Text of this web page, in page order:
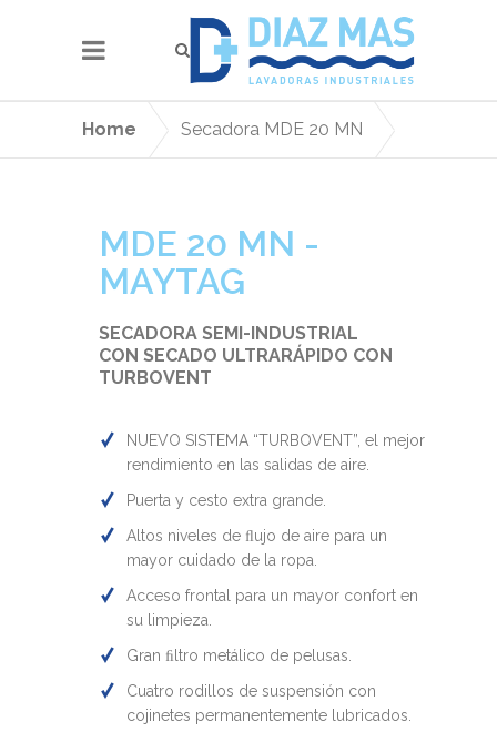
Home Secadora MDE 20 MN
MDE 20 MN -
MAYTAG
SECADORA SEMI-INDUSTRIAL
CON SECADO ULTRARÁPIDO CON
TURBOVENT
NUEVO SISTEMA “TURBOVENT”, el mejor
rendimiento en las salidas de aire.
Puerta y cesto extra grande.
Altos niveles de ﬂujo de aire para un
mayor cuidado de la ropa.
Acceso frontal para un mayor confort en
su limpieza.
Gran ﬁltro metálico de pelusas.
Cuatro rodillos de suspensión con
cojinetes permanentemente lubricados.